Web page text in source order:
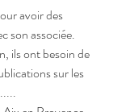
avoir des
son associée.
ils ont besoin de
sur les